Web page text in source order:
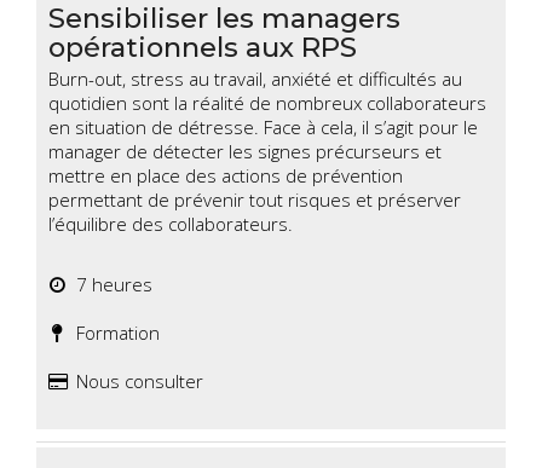
Sensibiliser les managers
opérationnels aux RPS
Burn-out, stress au travail, anxiété et difficultés au
quotidien sont la réalité de nombreux collaborateurs
en situation de détresse. Face à cela, il s’agit pour le
manager de détecter les signes précurseurs et
mettre en place des actions de prévention
permettant de prévenir tout risques et préserver
l’équilibre des collaborateurs.
7 heures
Formation
Nous consulter